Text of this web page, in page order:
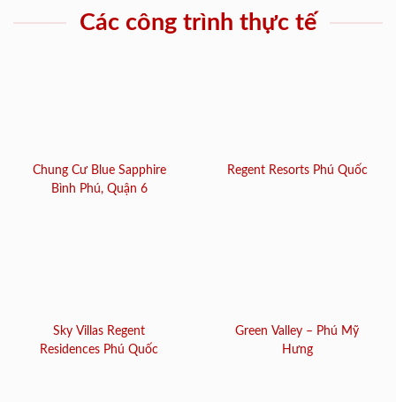
Các công trình thực tế
Chung Cư Blue Sapphire
Bình Phú, Quận 6
Regent Resorts Phú Quốc
Sky Villas Regent
Residences Phú Quốc
Green Valley – Phú Mỹ
Hưng